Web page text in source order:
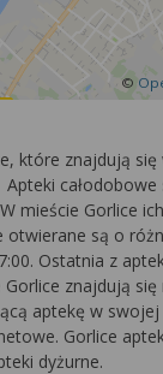
©
które znajdują się
mieście Gorlice
są o
Ostatnia z
znajdują się
aptekę w
Gorlice
dyżurne.